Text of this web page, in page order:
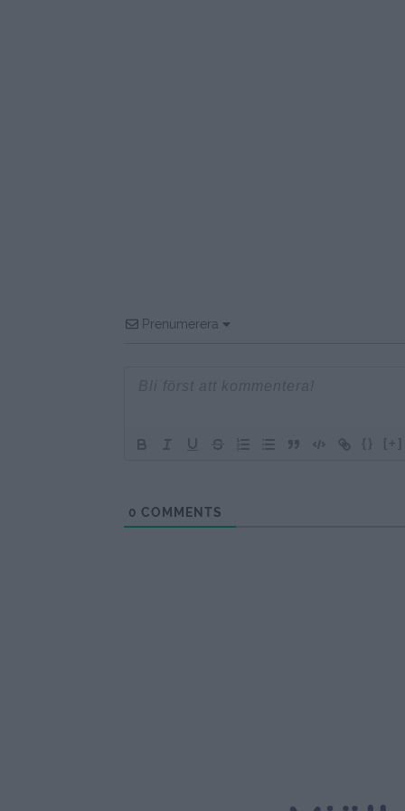
Prenumerera
{} [+]
0 COMMENTS